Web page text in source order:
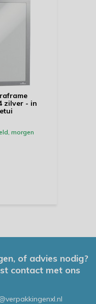
zilver - in
morgen
of advies nodig?
contact met ons